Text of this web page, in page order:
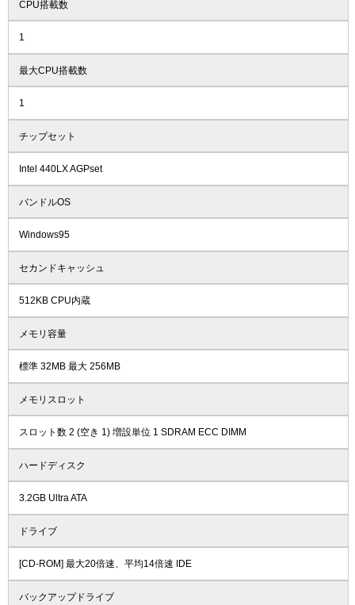
CPU搭載数
1
最大CPU搭載数
1
チップセット
Intel 440LX AGPset
バンドルOS
Windows95
セカンドキャッシュ
512KB CPU内蔵
メモリ容量
標準 32MB 最大 256MB
メモリスロット
スロット数 2 (空き 1) 増設単位 1 SDRAM ECC DIMM
ハードディスク
3.2GB Ultra ATA
ドライブ
[CD-ROM] 最大20倍速、平均14倍速 IDE
バックアップドライブ